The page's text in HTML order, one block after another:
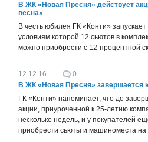
В ЖК «Новая Пресня» действует
весна»
В честь юбилея ГК «Конти»
условиям которой 12 сьютов в
можно приобрести с 12-процентной
12.12.16
0
В ЖК «Новая Пресня» завершается
ГК «Конти» напоминает, что до
акции, приуроченной к 25-летию
несколько недель, и у покупателей
приобрести сьюты и машиноместа на